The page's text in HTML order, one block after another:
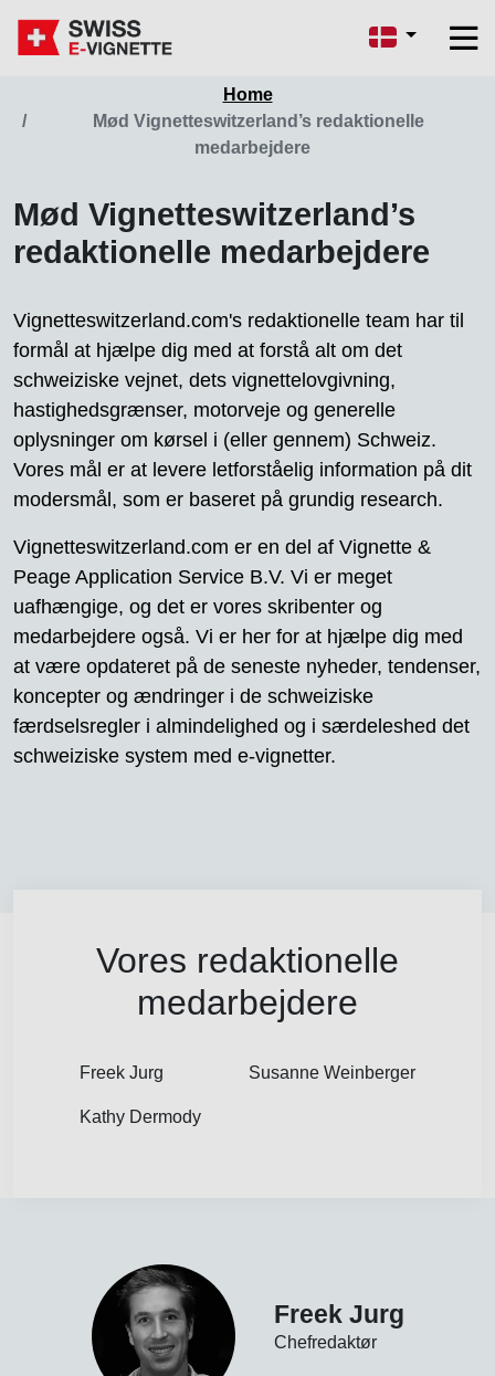
Home
Mød Vignetteswitzerland’s redaktionelle
medarbejdere
Mød Vignetteswitzerland’s
redaktionelle medarbejdere
Vignetteswitzerland.com's redaktionelle team har til
formål at hjælpe dig med at forstå alt om det
schweiziske vejnet, dets vignettelovgivning,
hastighedsgrænser, motorveje og generelle
oplysninger om kørsel i (eller gennem) Schweiz.
Vores mål er at levere letforståelig information på dit
modersmål, som er baseret på grundig research.
Vignetteswitzerland.com er en del af Vignette &
Peage Application Service B.V. Vi er meget
uafhængige, og det er vores skribenter og
medarbejdere også. Vi er her for at hjælpe dig med
at være opdateret på de seneste nyheder, tendenser,
koncepter og ændringer i de schweiziske
færdselsregler i almindelighed og i særdeleshed det
schweiziske system med e-vignetter.
Vores redaktionelle
medarbejdere
Freek Jurg Susanne Weinberger
Kathy Dermody
Freek Jurg
Chefredaktør